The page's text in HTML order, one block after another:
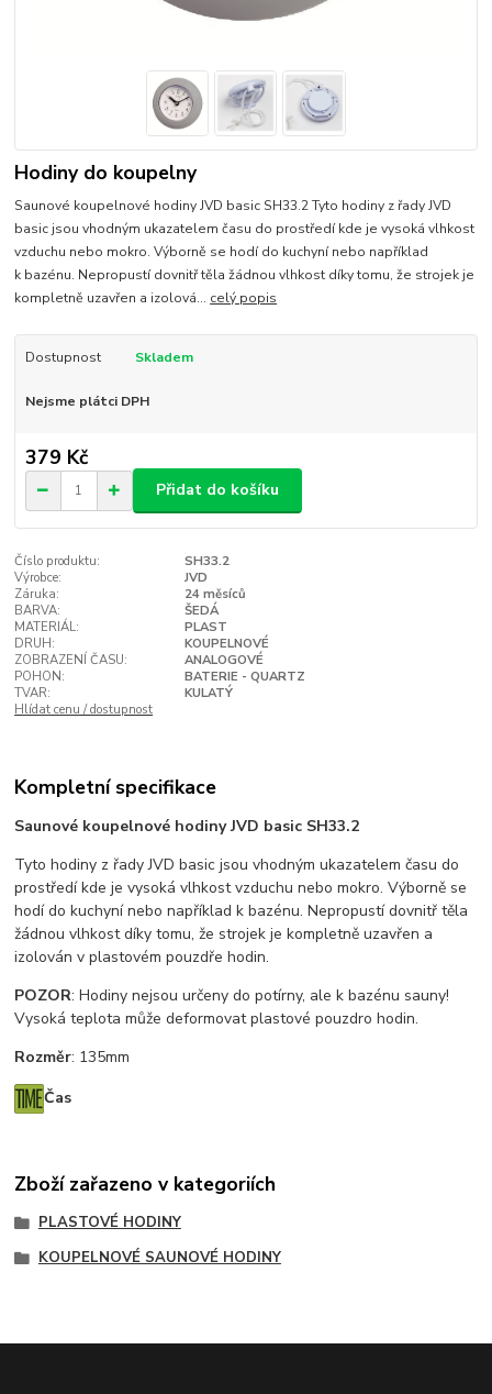
Hodiny do koupelny
Saunové koupelnové hodiny JVD basic SH33.2 Tyto hodiny z řady JVD
basic jsou vhodným ukazatelem času do prostředí kde je vysoká vlhkost
vzduchu nebo mokro. Výborně se hodí do kuchyní nebo například
k bazénu. Nepropustí dovnitř těla žádnou vlhkost díky tomu, že strojek je
kompletně uzavřen a izolová... celý popis
Dostupnost Skladem
Nejsme plátci DPH
379 Kč
Přidat do košíku
Číslo produktu:
SH33.2
Výrobce:
JVD
Záruka:
24 měsíců
BARVA:
ŠEDÁ
MATERIÁL:
PLAST
DRUH:
KOUPELNOVÉ
ZOBRAZENÍ ČASU:
ANALOGOVÉ
POHON:
BATERIE - QUARTZ
TVAR:
KULATÝ
Hlídat cenu / dostupnost
Kompletní specifikace
Saunové koupelnové hodiny JVD basic SH33.2
Tyto hodiny z řady JVD basic jsou vhodným ukazatelem času do
prostředí kde je vysoká vlhkost vzduchu nebo mokro. Výborně se
hodí do kuchyní nebo například k bazénu. Nepropustí dovnitř těla
žádnou vlhkost díky tomu, že strojek je kompletně uzavřen a
izolován v plastovém pouzdře hodin.
POZOR: Hodiny nejsou určeny do potírny, ale k bazénu sauny!
Vysoká teplota může deformovat plastové pouzdro hodin.
Rozměr: 135mm
Čas
Zboží zařazeno v kategoriích
PLASTOVÉ HODINY
KOUPELNOVÉ SAUNOVÉ HODINY